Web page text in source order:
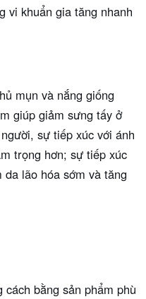
vi khuẩn gia tăng nhanh
mụn và nắng giống
giúp giảm sưng tấy ở
sự tiếp xúc với ánh
trọng hơn; sự tiếp xúc
lão hóa sớm và tăng
bằng sản phẩm phù